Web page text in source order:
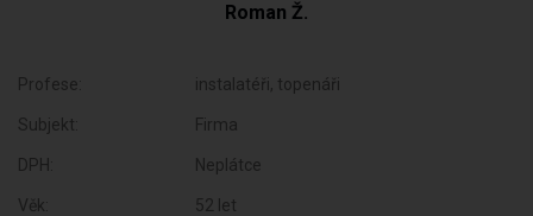
Roman Ž.
Profese: instalatéři, topenáři
Subjekt: Firma
DPH: Neplátce
Věk: 52 let